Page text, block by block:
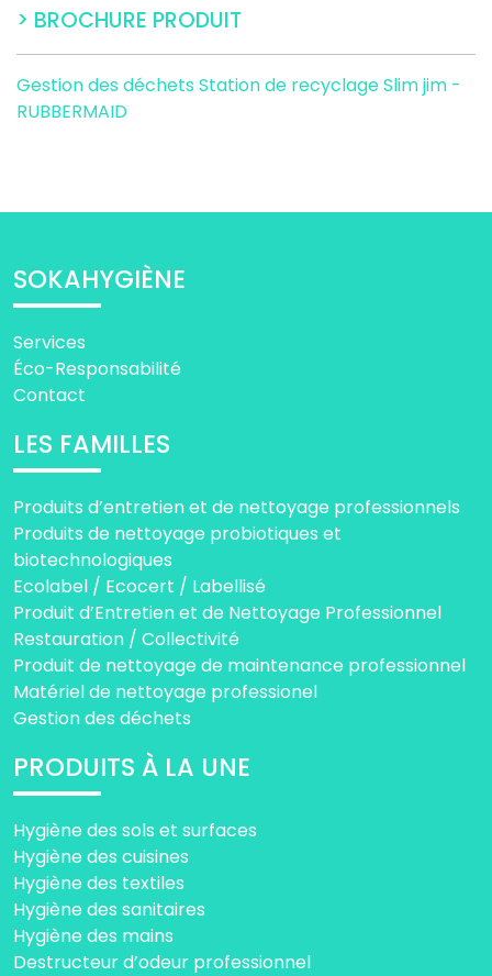
> BROCHURE PRODUIT
Gestion des déchets Station de recyclage Slim jim -
RUBBERMAID
SOKAHYGIÈNE
Services
Éco-Responsabilité
Contact
LES FAMILLES
Produits d’entretien et de nettoyage professionnels
Produits de nettoyage probiotiques et
biotechnologiques
Ecolabel / Ecocert / Labellisé
Produit d’Entretien et de Nettoyage Professionnel
Restauration / Collectivité
Produit de nettoyage de maintenance professionnel
Matériel de nettoyage professionel
Gestion des déchets
PRODUITS À LA UNE
Hygiène des sols et surfaces
Hygiène des cuisines
Hygiène des textiles
Hygiène des sanitaires
Hygiène des mains
Destructeur d’odeur professionnel